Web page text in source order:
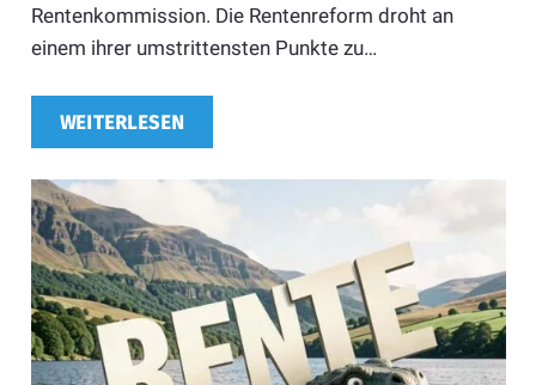
Rentenkommission. Die Rentenreform droht an
einem ihrer umstrittensten Punkte zu…
WEITERLESEN